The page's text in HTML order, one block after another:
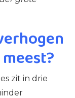
zit in drie